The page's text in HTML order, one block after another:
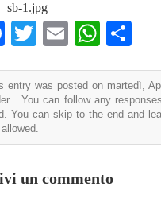
sb-1.jpg
Facebook
TwitterEmail
entry was posted on martedì,
. You can follow any
You can skip to the end and
un commento